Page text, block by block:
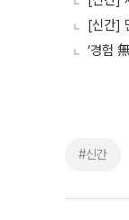
[신간]
‘경험
#신간